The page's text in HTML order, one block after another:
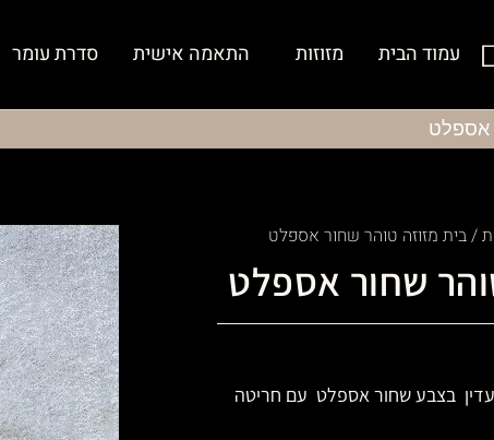
עמוד הבית מזוזות התאמה אישית סדרת עומר
אספלט
/ בית מזוזה טוהר שחור אספלט
שחור אספלט
ועדין בצבע שחור אספלט עם חריטה